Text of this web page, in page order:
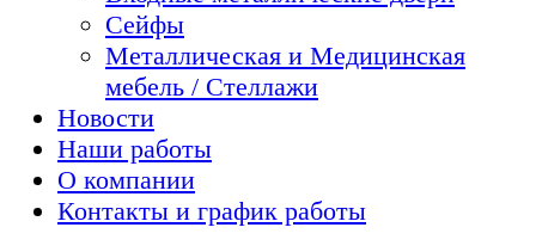
Сейфы
Металлическая и Медицинская
мебель / Стеллажи
Новости
Наши работы
О компании
Контакты и график работы